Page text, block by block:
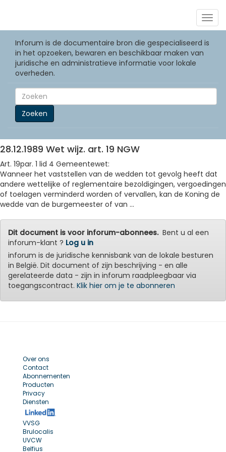
Inforum is de documentaire bron die gespecialiseerd is
in het opzoeken, bewaren en beschikbaar maken van
juridische en administratieve informatie voor lokale
overheden.
Zoeken
28.12.1989 Wet wijz. art. 19 NGW
Art. 19par. 1 lid 4 Gemeentewet:
Wanneer het vaststellen van de wedden tot gevolg heeft dat
andere wettelijke of reglementaire bezoldigingen, vergoedingen
of toelagen verminderd worden of vervallen, kan de Koning de
wedde van de burgemeester of van ...
Dit document is voor inforum-abonnees.Bent u al een
inforum-klant ? Log u in
inforum is de juridische kennisbank van de lokale besturen
in België. Dit document of zijn beschrijving - en alle
gerelateerde data - zijn in inforum raadpleegbaar via
toegangscontract. Klik hier om je te abonneren
Over ons
Contact
Abonnementen
Producten
Privacy
Diensten
VVSG
Brulocalis
UVCW
Belfius